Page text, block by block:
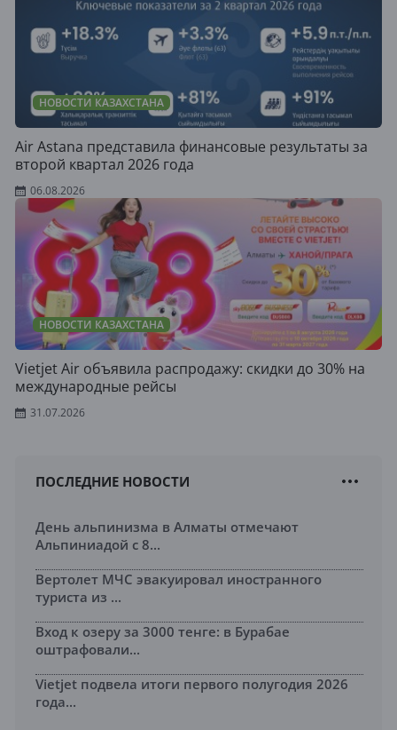
НОВОСТИ КАЗАХСТАНА
Air Astana представила финансовые результаты за
второй квартал 2026 года
06.08.2026
НОВОСТИ КАЗАХСТАНА
Vietjet Air объявила распродажу: скидки до 30% на
международные рейсы
31.07.2026
ПОСЛЕДНИЕ НОВОСТИ
День альпинизма в Алматы отмечают
Альпиниадой с 8...
Вертолет МЧС эвакуировал иностранного
туриста из ...
Вход к озеру за 3000 тенге: в Бурабае
оштрафовали...
Vietjet подвела итоги первого полугодия 2026
года...